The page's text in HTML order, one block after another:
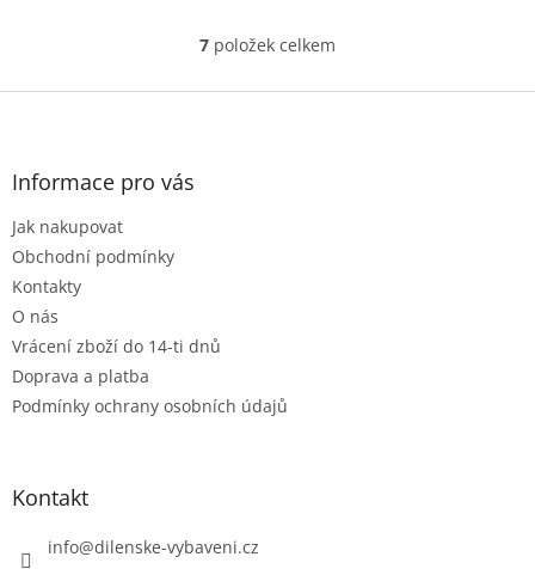
O
l
p
i
7 položek celkem
Z
Informace pro vás
Jak nakupovat
Obchodní podmínky
Kontakty
O nás
Vrácení zboží do 14-ti dnů
Doprava a platba
Podmínky ochrany osobních údajů
Kontakt
info@dilenske-vybaveni.cz